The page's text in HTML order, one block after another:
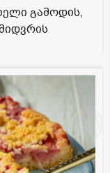
გამოდის,